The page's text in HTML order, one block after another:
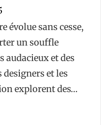
évolue sans cesse,
un souffle
audacieux et des
et les
explorent des…